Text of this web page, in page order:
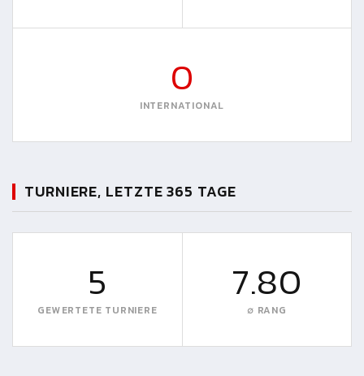
0
INTERNATIONAL
TURNIERE, LETZTE 365 TAGE
5
GEWERTETE TURNIERE
7.80
∅ RANG